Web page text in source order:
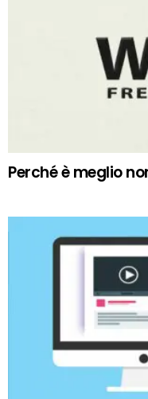
Perché è meglio